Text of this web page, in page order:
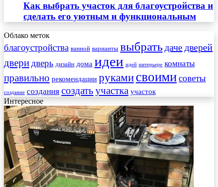
Как выбрать участок для благоустройства и
сделать его уютным и функциональным
Облако меток
благоустройства ванной варианты выбрать даче дверей
двери дверь дизайн дома идеи идей интерьере комнаты
правильно рекомендации руками своимисоветы
создание создания создать участка участок
Интересное